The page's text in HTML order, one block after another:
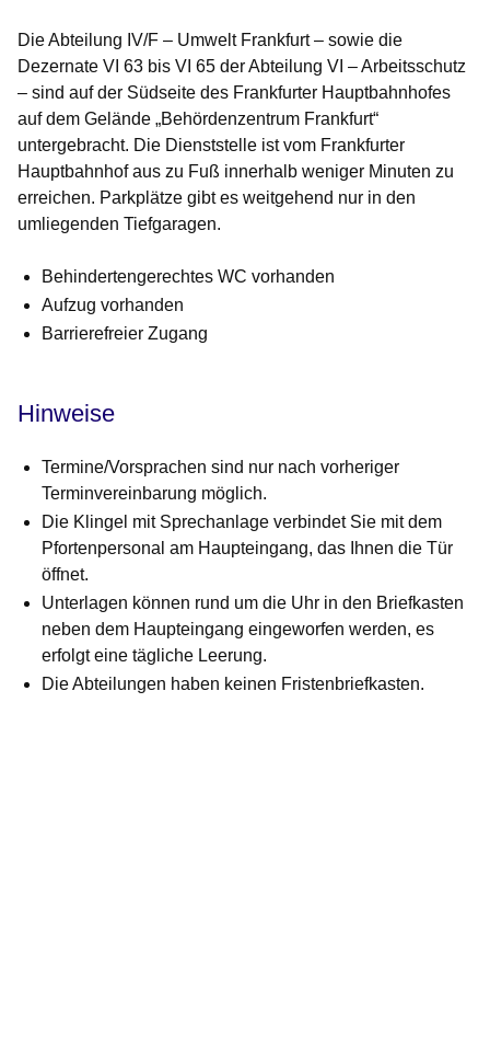
Die Abteilung IV/F – Umwelt Frankfurt – sowie die
Dezernate VI 63 bis VI 65 der Abteilung VI – Arbeitsschutz
– sind auf der Südseite des Frankfurter Hauptbahnhofes
auf dem Gelände „Behördenzentrum Frankfurt“
untergebracht. Die Dienststelle ist vom Frankfurter
Hauptbahnhof aus zu Fuß innerhalb weniger Minuten zu
erreichen. Parkplätze gibt es weitgehend nur in den
umliegenden Tiefgaragen.
Behindertengerechtes WC vorhanden
Aufzug vorhanden
Barrierefreier Zugang
Hinweise
Termine/Vorsprachen sind nur nach vorheriger
Terminvereinbarung möglich.
Die Klingel mit Sprechanlage verbindet Sie mit dem
Pfortenpersonal am Haupteingang, das Ihnen die Tür
öffnet.
Unterlagen können rund um die Uhr in den Briefkasten
neben dem Haupteingang eingeworfen werden, es
erfolgt eine tägliche Leerung.
Die Abteilungen haben keinen Fristenbriefkasten.